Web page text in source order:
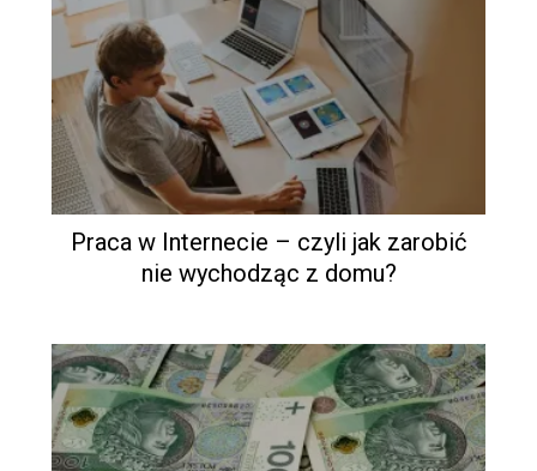
Praca w Internecie – czyli jak zarobić
nie wychodząc z domu?